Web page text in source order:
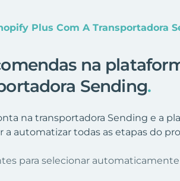
Plus Com A Transportadora
na
Sending.
na transportadora Sending e a
a automatizar todas as etapas do
para selecionar